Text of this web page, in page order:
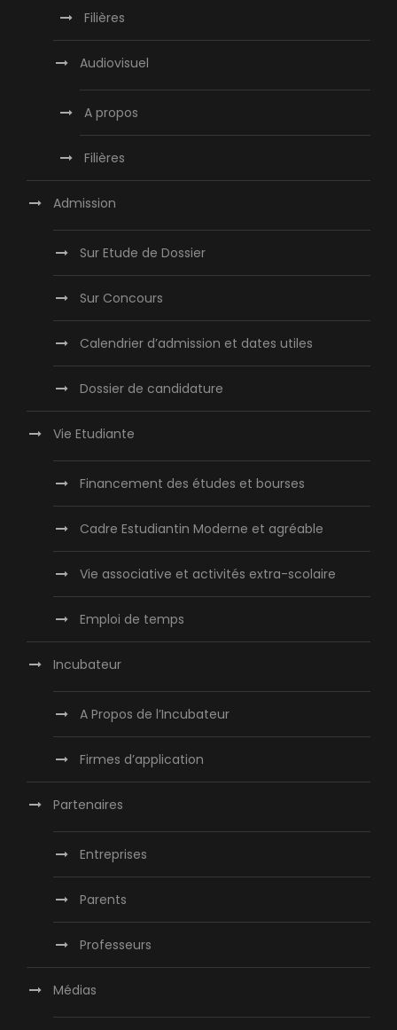
Filières
Audiovisuel
A propos
Filières
Admission
Sur Etude de Dossier
Sur Concours
Calendrier d’admission et dates utiles
Dossier de candidature
Vie Etudiante
Financement des études et bourses
Cadre Estudiantin Moderne et agréable
Vie associative et activités extra-scolaire
Emploi de temps
Incubateur
A Propos de l’Incubateur
Firmes d’application
Partenaires
Entreprises
Parents
Professeurs
Médias